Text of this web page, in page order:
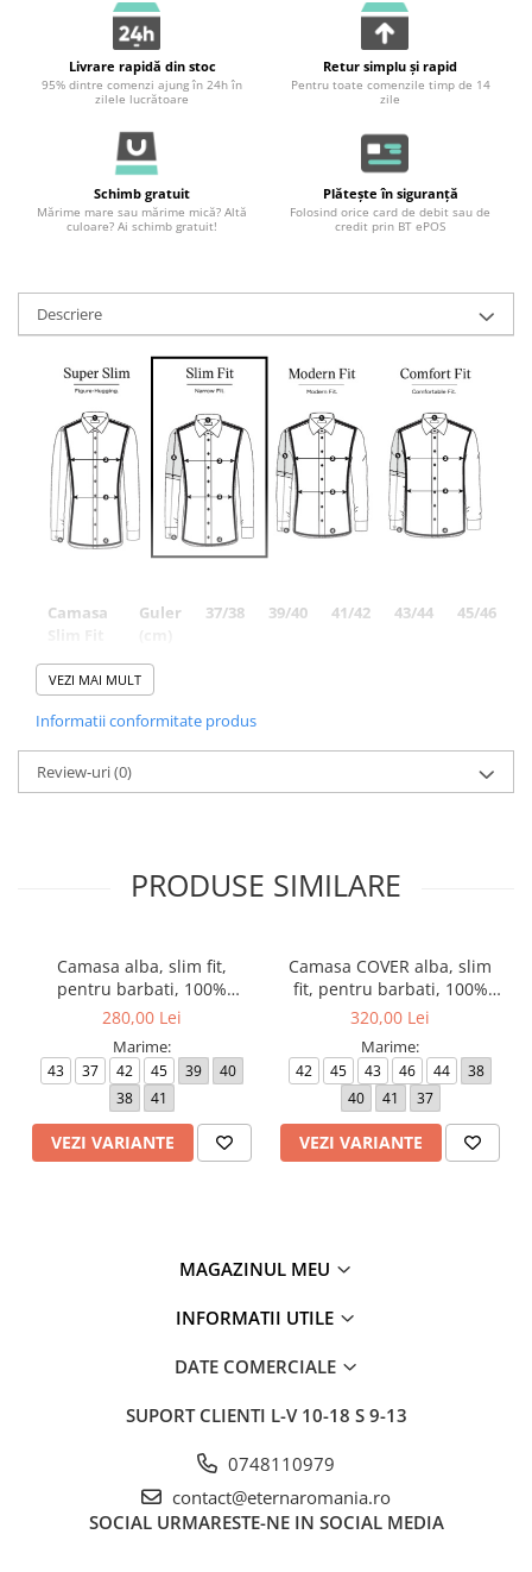
Livrare rapidă din stoc
95% dintre comenzi ajung în 24h în
zilele lucrătoare
Retur simplu și rapid
Pentru toate comenzile timp de 14
zile
Schimb gratuit
Mărime mare sau mărime mică? Altă
culoare? Ai schimb gratuit!
Plătește în siguranță
Folosind orice card de debit sau de
credit prin BT ePOS
Descriere
Camasa
Guler
37/38 39/40 41/42 43/44 45/46
Piept
(cm)
(cm)
Lungime
maneca
scurta
24 24 24 24 26
Manseta
26 26 26 28 28
VEZI MAI MULT
Informatii conformitate produs
Review-uri(0)
PRODUSE SIMILARE
Camasa alba, slim fit,
pentru barbati, 100%
bumbac, maneca lunga,
280,00 Lei
Marime:
43 37 42 45 39
40
38
41
VEZI VARIANTE
Camasa COVER alba, slim
fit, pentru barbati, 100%
bumbac, maneca lunga,
320,00 Lei
Marime:
42 45 43 46 44
38
40
41 37
VEZI VARIANTE
MAGAZINUL MEU
INFORMATII UTILE
DATE COMERCIALE
SUPORT CLIENTI L-V 10-18 S 9-13
0748110979
contact@eternaromania.ro
SOCIAL URMARESTE-NE IN SOCIAL MEDIA